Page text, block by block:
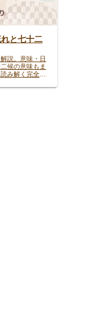
と七十二
説。意味・日
候の意味もま
み解く完全ガ